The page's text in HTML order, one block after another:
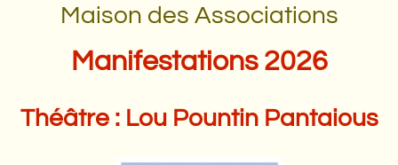
Maison des Associations
Manifestations 2026
Théâtre : Lou Pountin Pantaious